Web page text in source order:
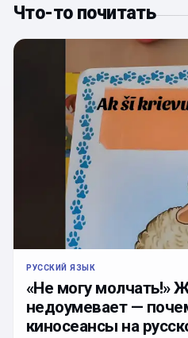
Что-то почитать
РУССКИЙ ЯЗЫК
«Не могу молчать!»
недоумевает —
киносеансы на